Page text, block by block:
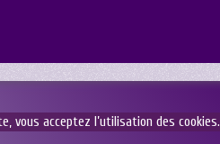
vous acceptez l’utilisation des cookies.